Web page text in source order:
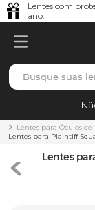
Lentes com
ano.
Busque suas
Lentes para Óculos de
Lentes para Plaintiff
Lentes
TERMOS MAIS
1º
holbrook
3